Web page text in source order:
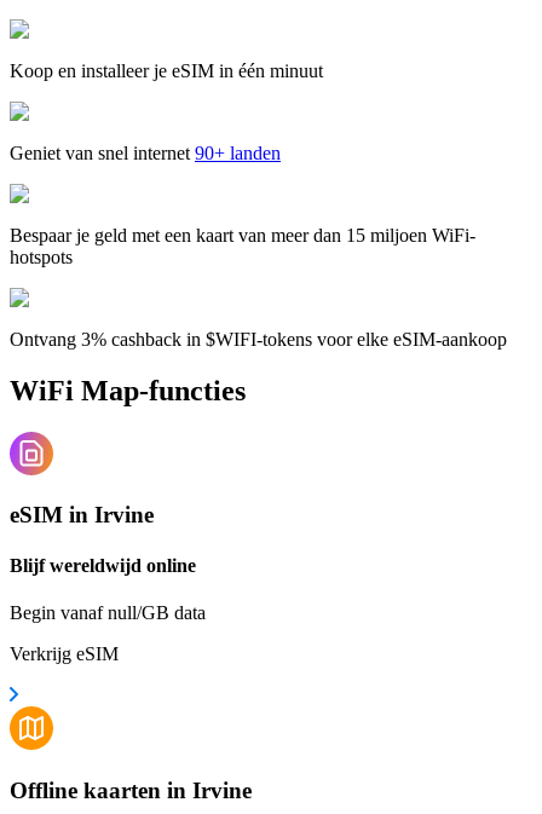
Koop en installeer je eSIM in één minuut
Geniet van snel internet 90+ landen
Bespaar je geld met een kaart van meer dan 15 miljoen WiFi-
hotspots
Ontvang 3% cashback in $WIFI-tokens voor elke eSIM-aankoop
WiFi Map-functies
eSIM in Irvine
Blijf wereldwijd online
Begin vanaf null/GB data
Verkrijg eSIM
Offline kaarten in Irvine